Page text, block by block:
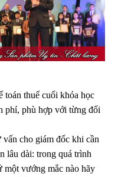
toán thuế cuối khóa học
phí, phù hợp với từng đối
cho giám đốc khi cần
lâu dài: trong quá trình
một vướng mắc nào hãy